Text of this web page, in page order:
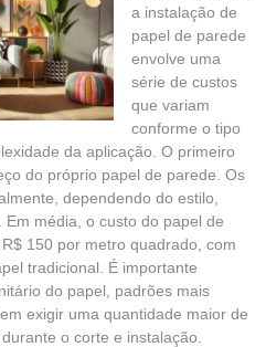
a instalação de
papel de parede
envolve uma
série de custos
que variam
conforme o tipo
da aplicação. O primeiro
do próprio papel de parede. Os
dependendo do estilo,
média, o custo do papel de
150 por metro quadrado, com
tradicional. É importante
do papel, padrões mais
exigir uma quantidade maior de
o corte e instalação.